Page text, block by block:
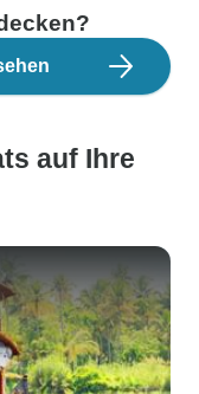
auf Ihre